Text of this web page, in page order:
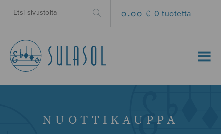
0.00 € 0 tuotetta
MENU
NUOTTIKAUPPA